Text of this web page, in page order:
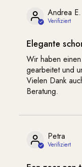
Andrea E.
Elegante
Wir haben
gearbeitet und
Vielen Dank
Beratung.
Petra